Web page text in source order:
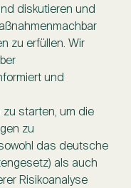
diskutieren und
zu erfüllen. Wir
und
starten, um die
zu
das deutsche
als auch
Risikoanalyse